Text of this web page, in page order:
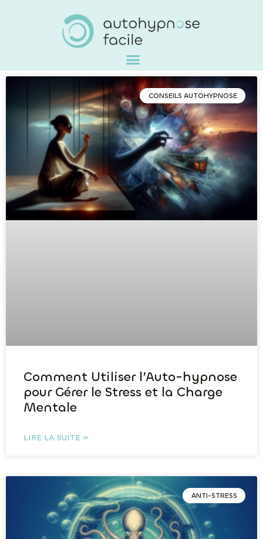
CONSEILS AUTOHYPNOSE
Comment Utiliser l’Auto-hypnose
pour Gérer le Stress et la Charge
Mentale
LIRE LA SUITE »
ANTI-STRESS